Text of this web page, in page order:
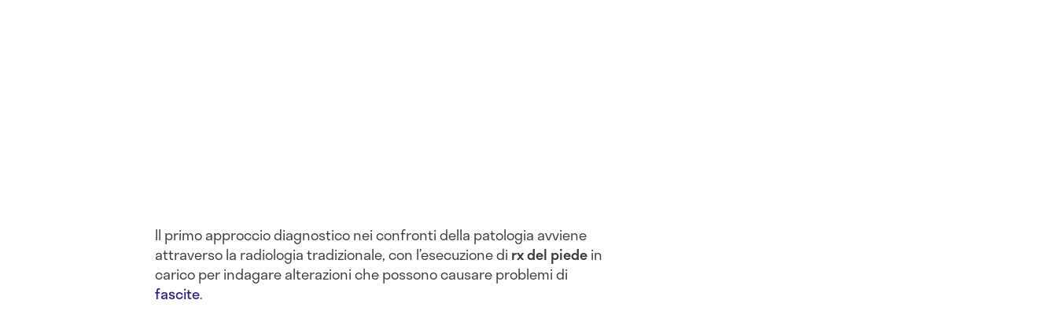
Il primo approccio diagnostico nei confronti della patologia avviene
attraverso la radiologia tradizionale, con l’esecuzione di rx del piedein
carico per indagare alterazioni che possono causare problemi di
fascite.